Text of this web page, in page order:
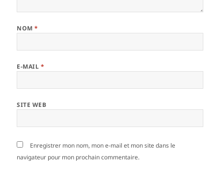
NOM*
E-MAIL *
SITE WEB
Enregistrer mon nom, mon e-mail et mon site dans le
navigateur pour mon prochain commentaire.